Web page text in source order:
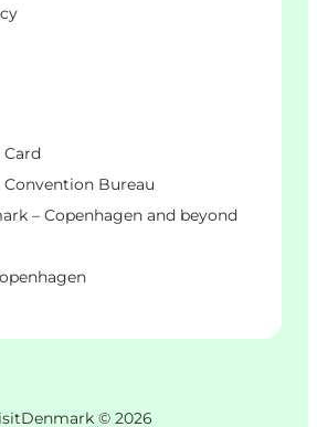
Card
Convention Bureau
– Copenhagen and beyond
© 2026